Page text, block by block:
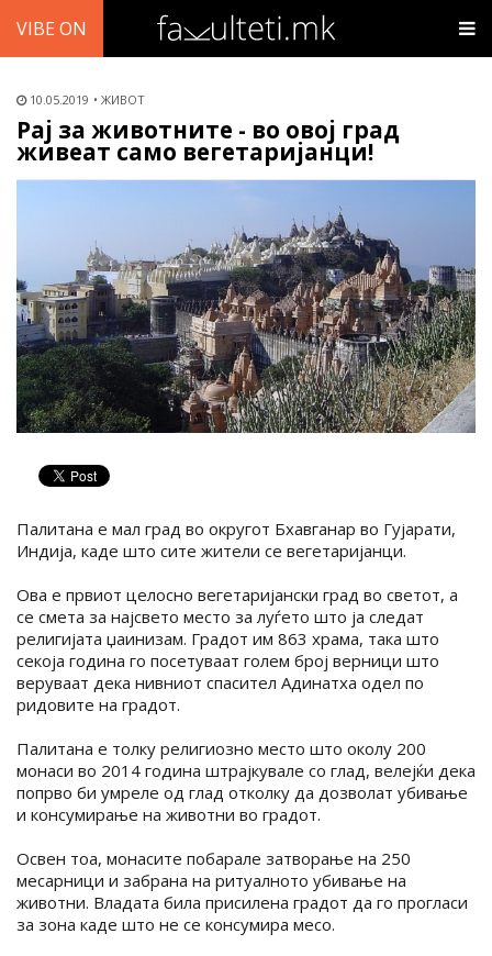
VIBE ON
10.05.2019 ЖИВОТ
Рај за животните - во овој град
живеат само вегетаријанци!
Палитана е мал град во округот Бхавганар во Гујарати,
Индија, каде што сите жители се вегетаријанци.
Ова е првиот целосно вегетаријански град во светот, а
се смета за најсвето место за луѓето што ја следат
религијата џаинизам. Градот им 863 храма, така што
секоја година го посетуваат голем број верници што
веруваат дека нивниот спасител Адинатха одел по
ридовите на градот.
Палитана е толку религиозно место што околу 200
монаси во 2014 година штрајкувале со глад, велејќи дека
попрво би умреле од глад отколку да дозволат убивање
и консумирање на животни во градот.
Освен тоа, монасите побарале затворање на 250
месарници и забрана на ритуалното убивање на
животни. Владата била присилена градот да го прогласи
за зона каде што не се консумира месо.